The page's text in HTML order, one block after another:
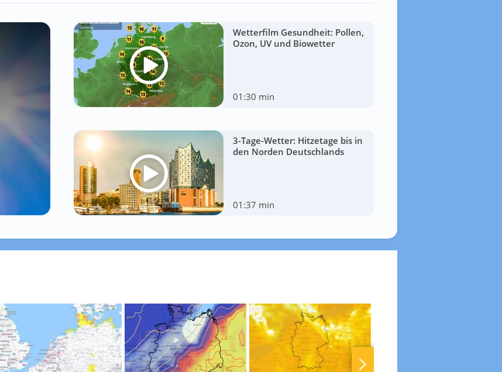
Wetterfilm Gesundheit: Pollen,
Ozon, UV und Biowetter
01:30 min
3-Tage-Wetter: Hitzetage bis in
den Norden Deutschlands
01:37 min